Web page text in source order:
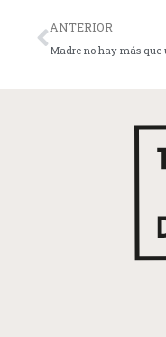
ANTERIOR